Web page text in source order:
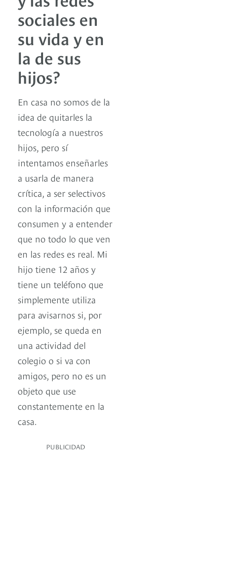
sociales en
su vida y en
la de sus
hijos?
En casa no somos de la
idea de quitarles la
tecnología a nuestros
hijos, pero sí
intentamos enseñarles
a usarla de manera
crítica, a ser selectivos
con la información que
consumen y a entender
que no todo lo que ven
en las redes es real. Mi
hijo tiene 12 años y
tiene un teléfono que
simplemente utiliza
para avisarnos si, por
ejemplo, se queda en
una actividad del
colegio o si va con
amigos, pero no es un
objeto que use
constantemente en la
casa.
PUBLICIDAD